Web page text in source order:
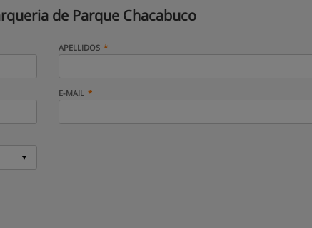
de Parque Chacabuco
APELLIDOS
E-MAIL